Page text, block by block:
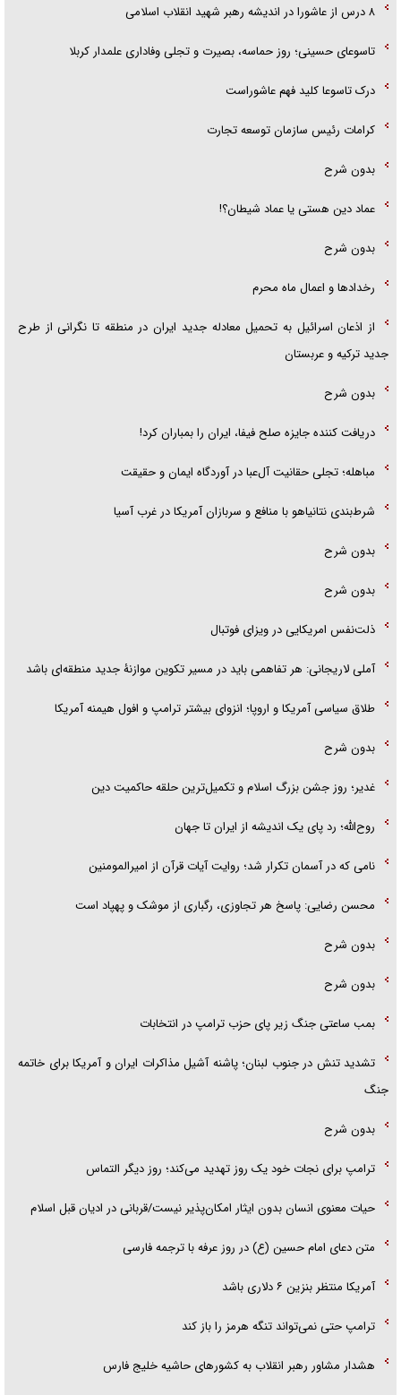
۸ درس از عاشورا در اندیشه رهبر شهید انقلاب اسلامی
تاسوعای حسینی؛ روز حماسه، بصیرت و تجلی وفاداری علمدار کربلا
درک تاسوعا کلید فهم عاشوراست
کرامات رئیس سازمان توسعه تجارت
بدون شرح
عماد دین هستی یا عماد شیطان؟!
بدون شرح
رخداد‌ها و اعمال ماه محرم
از اذعان اسرائیل به تحمیل معادله جدید ایران در منطقه تا نگرانی از طرح
جدید ترکیه و عربستان
بدون شرح
دریافت کننده جایزه صلح فیفا، ایران را بمباران کرد!
مباهله؛ تجلی حقانیت آل‌عبا در آوردگاه ایمان و حقیقت
شرط‌بندی نتانیاهو با منافع و سربازان آمریکا در غرب آسیا
بدون شرح
بدون شرح
ذلت‌نفس امریکایی در ویزای فوتبال
آملی لاریجانی: هر تفاهمی باید در مسیر تکوین موازنۀ جدید منطقه‌ای باشد
طلاق سیاسی آمریکا و اروپا؛ انزوای بیشتر ترامپ و افول هیمنه آمریکا
بدون شرح
غدیر؛ روز جشن بزرگ اسلام و تکمیل‌ترین حلقه حاکمیت دین
روح‌الله؛ رد پای یک اندیشه از ایران تا جهان
نامی که در آسمان تکرار شد؛ روایت آیات قرآن از امیرالمومنین
محسن رضایی: پاسخ هر تجاوزی، رگباری از موشک و پهپاد است
بدون شرح
بدون شرح
بمب ساعتی جنگ زیر پای حزب ترام‍پ در انتخابات
تشدید تنش در جنوب لبنان؛ پاشنه آشیل مذاکرات ایران و آمریکا برای خاتمه
جنگ
بدون شرح
ترامپ برای نجات خود یک روز تهدید می‌کند؛ روز دیگر التماس
حیات معنوی انسان بدون ایثار امکان‌پذیر نیست/قربانی در ادیان قبل اسلام
متن دعای امام حسین (ع) در روز عرفه با ترجمه فارسی
آمریکا منتظر بنزین ۶ دلاری باشد
ترامپ حتی نمی‌تواند تنگه هرمز را باز کند
هشدار مشاور رهبر انقلاب به کشور‌های حاشیه خلیج فارس